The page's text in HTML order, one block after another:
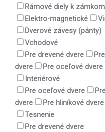
Rámové diely k zámkom
Elektro-magnetické
Dverové závesy (pánty)
Vchodové
Pre drevené dvere
dvere
Pre oceľové dvere
Interiérové
Pre oceľové dvere
dvere
Pre hliníkové dvere
Tesnenie
Pre drevené dvere